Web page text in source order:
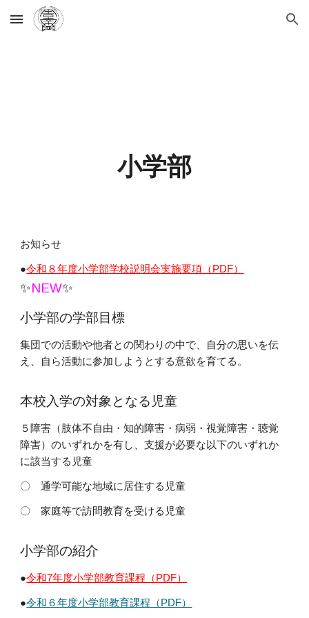
Skip to main content Skip to navigation
小学部
お知らせ
●令和８年度小学部学校説明会実施要項（PDF）
✨NEW✨
小学部の学部目標
集団での活動や他者との関わりの中で、自分の思いを伝
え、自ら活動に参加しようとする意欲を育てる。
本校入学の対象となる児童
５障害（肢体不自由・知的障害・病弱・視覚障害・聴覚
障害）のいずれかを有し、支援が必要な以下のいずれか
に該当する児童
〇 通学可能な地域に居住する児童
〇 家庭等で訪問教育を受ける児童
小学部の紹介
●令和7年度小学部教育課程（PDF）
●令和６年度小学部教育課程（PDF）